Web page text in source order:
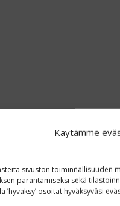
Käytämme
sivuston toiminnallisuuden
parantamiseksi sekä
’hyvaksy’ osoitat hyväksyväsi
py